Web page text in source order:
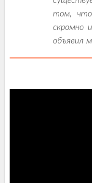
том, что
скромно
объявил